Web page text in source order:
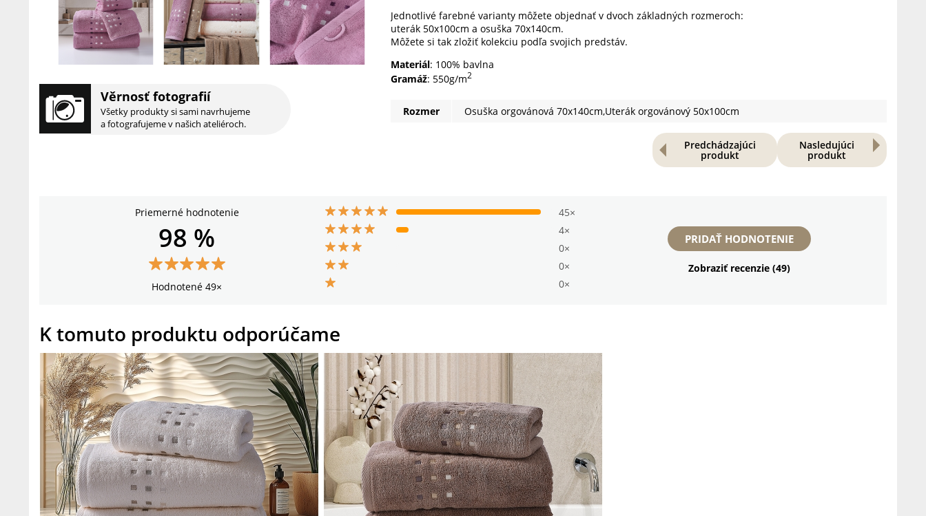
Jednotlivé farebné varianty môžete objednať v dvoch základných rozmeroch:
uterák 50x100cm a osuška 70x140cm.
Môžete si tak zložiť kolekciu podľa svojich predstáv.
Materiál: 100% bavlna
Gramáž: 550g/m2
Rozmer Osuška orgovánová 70x140cm,Uterák orgovánový 50x100cm
Predchádzajúci
produkt
Nasledujúci
produkt
Věrnosť fotografií
Všetky produkty si sami navrhujeme
a fotografujeme v našich ateliéroch.
Priemerné hodnotenie
45×
4×
0×
0×
0×
PRIDAŤ HODNOTENIE
Zobraziť recenzie (49)
98 %
Hodnotené 49×
K tomuto produktu odporúčame